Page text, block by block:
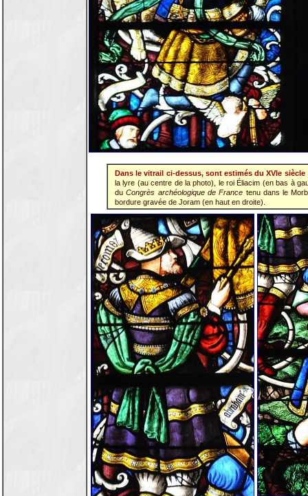
Dans le vitrail ci-dessus, sont estimés du XVIe siècle
la lyre (au centre de la photo), le roi Éliacim (en bas à
duCongrès archéologique de France tenu dans le
bordure gravée de Joram (en haut en droite).